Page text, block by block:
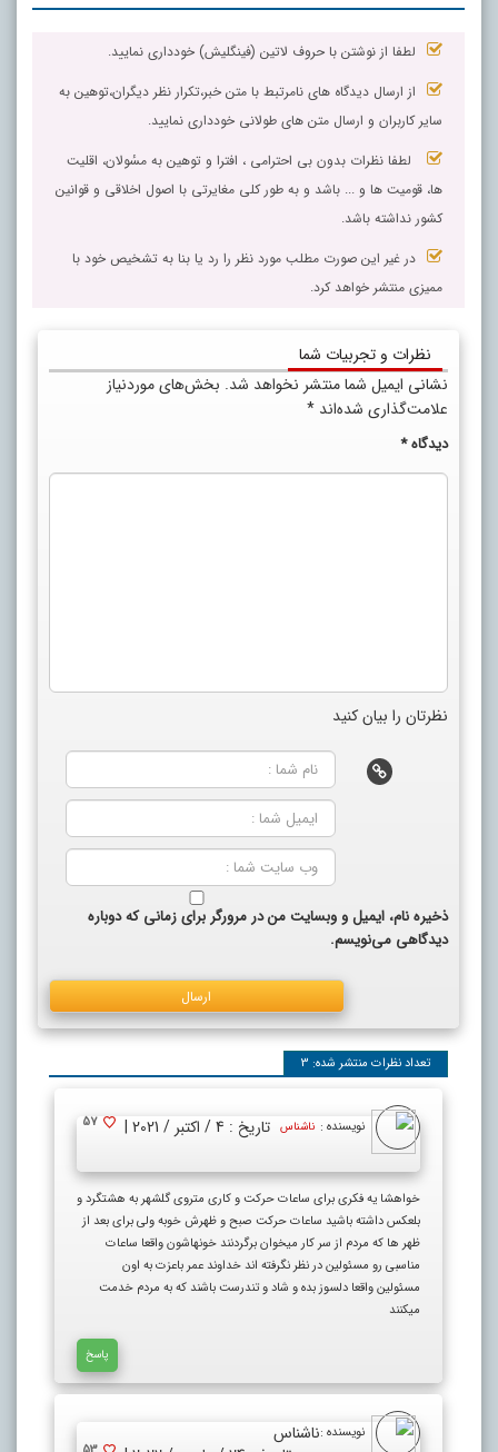
لطفا از نوشتن با حروف لاتین (فینگلیش) خودداری نمایید.
از ارسال دیدگاه های نامرتبط با متن خبر،تکرار نظر دیگران،توهین به
سایر کاربران و ارسال متن های طولانی خودداری نمایید.
لطفا نظرات بدون بی احترامی ، افترا و توهین به مسٔولان، اقلیت
ها، قومیت ها و ... باشد و به طور کلی مغایرتی با اصول اخلاقی و قوانین
کشور نداشته باشد.
در غیر این صورت مطلب مورد نظر را رد یا بنا به تشخیص خود با
ممیزی منتشر خواهد کرد.
نظرات و تجربیات شما
نشانی ایمیل شما منتشر نخواهد شد. بخش‌های موردنیاز
علامت‌گذاری شده‌اند *
دیدگاه*
نظرتان را بیان کنید
ذخیره نام، ایمیل و وبسایت من در مرورگر برای زمانی که دوباره
دیدگاهی می‌نویسم.
تعداد نظرات منتشر شده: 3
نویسنده : ناشناس تاریخ : 4 / اکتبر / 2021 | 57
خواهشا یه فکری برای ساعات حرکت و کاری متروی گلشهر به هشتگرد و
بلعکس داشته باشید ساعات حرکت صبح و ظهرش خوبه ولی برای بعد از
ظهر ها که مردم از سر کار میخوان برگردنند خونهاشون واقعا ساعات
مناسبی رو مسئولین در نظر نگرفته اند خداوند عمر باعزت به اون
مسئولین واقعا دلسوز بده و شاد و تندرست باشند که به مردم خدمت
میکنند
پاسخ
نویسنده :ناشناس